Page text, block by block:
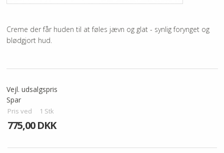
Creme der får huden til at føles jævn og glat - synlig forynget og
blødgjort hud.
Vejl. udsalgspris
Spar
Pris ved 1 Stk
775,00 DKK